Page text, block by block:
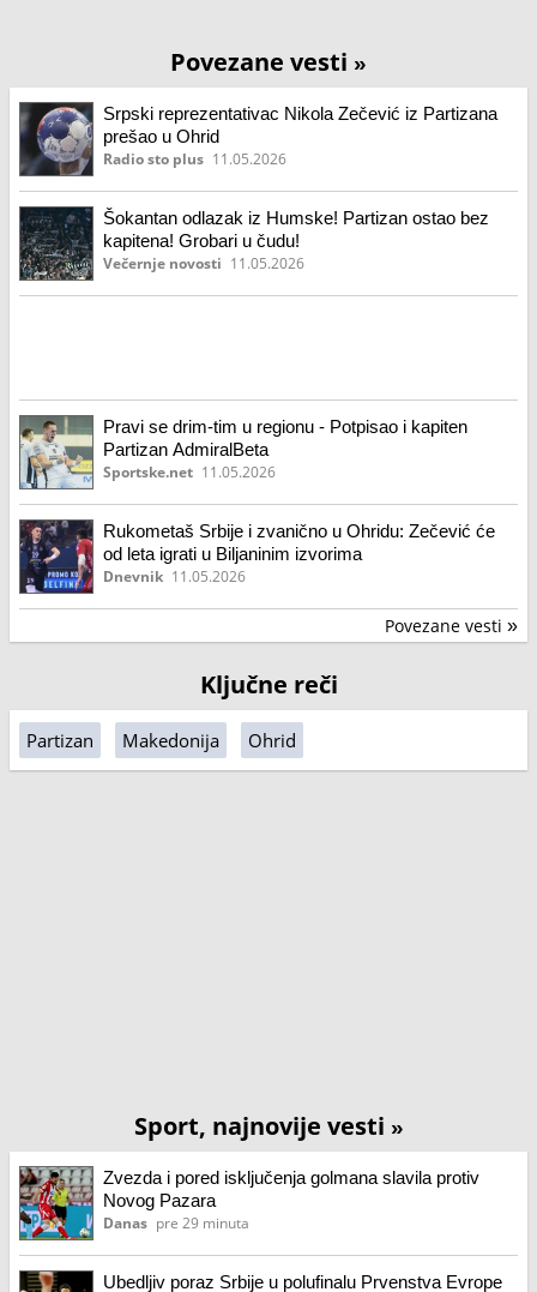
Povezane vesti »
Srpski reprezentativac Nikola Zečević iz Partizana
prešao u Ohrid
Radio sto plus 11.05.2026
Šokantan odlazak iz Humske! Partizan ostao bez
kapitena! Grobari u čudu!
Večernje novosti 11.05.2026
Pravi se drim-tim u regionu - Potpisao i kapiten
Partizan AdmiralBeta
Sportske.net 11.05.2026
Rukometaš Srbije i zvanično u Ohridu: Zečević će
od leta igrati u Biljaninim izvorima
Dnevnik 11.05.2026
Povezane vesti »
Ključne reči
Partizan Makedonija Ohrid
Sport, najnovije vesti »
Zvezda i pored isključenja golmana slavila protiv
Novog Pazara
Danas pre 29 minuta
Ubedljiv poraz Srbije u polufinalu Prvenstva Evrope